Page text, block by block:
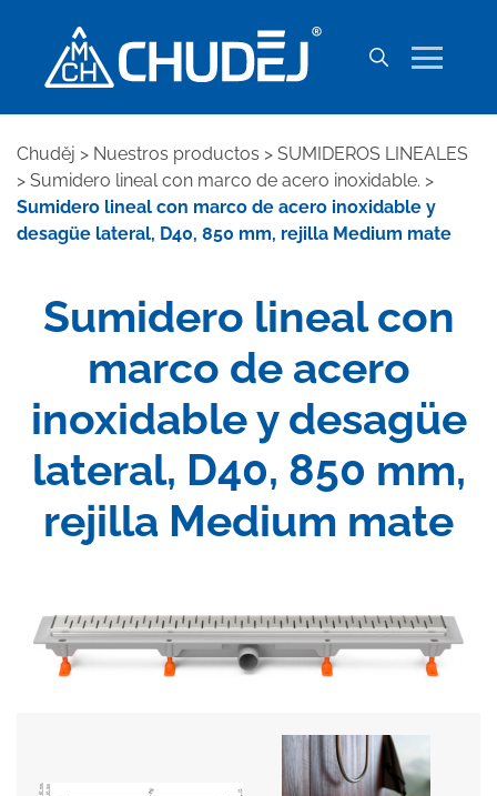
Chuděj > Nuestros productos > SUMIDEROS LINEALES
> Sumidero lineal con marco de acero inoxidable. >
Sumidero lineal con marco de acero inoxidable y
desagüe lateral, D40, 850 mm, rejilla Medium mate
Sumidero lineal con
marco de acero
inoxidable y desagüe
lateral, D40, 850 mm,
rejilla Medium mate